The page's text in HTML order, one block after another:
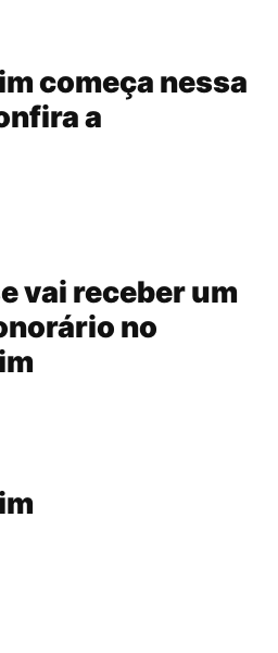
começa nessa
a
vai receber um
no